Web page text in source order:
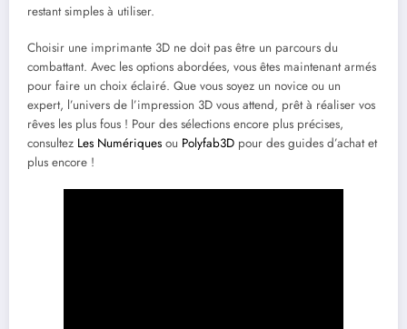
restant simples à utiliser.
Choisir une imprimante 3D ne doit pas être un parcours du
combattant. Avec les options abordées, vous êtes maintenant armés
pour faire un choix éclairé. Que vous soyez un novice ou un
expert, l’univers de l’impression 3D vous attend, prêt à réaliser vos
rêves les plus fous ! Pour des sélections encore plus précises,
consultez Les Numériques ou Polyfab3D pour des guides d’achat et
plus encore !